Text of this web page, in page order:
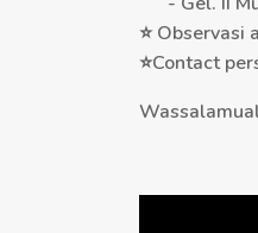
⭐ Observasi
⭐Contact